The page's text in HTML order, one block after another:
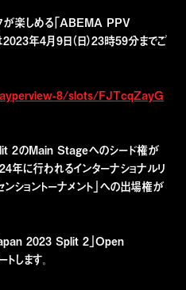
が楽しめる「ABEMA PPV
年4月9日（日）23時59分までご
8/slots/FJTcqZayG
2のMain Stageへのシード権が
年に行われるインターナショナルリ
ショントーナメント」への出場権が
2023 Split 2」Open
します。